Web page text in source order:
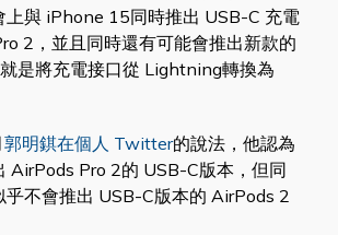
上與 iPhone 15同時推出 USB-C 充電
2，並且同時還有可能會推出新款的
是將充電接口從 Lightning轉換為
郭明錤在個人 Twitter的說法，他認為
AirPods Pro 2的 USB-C版本，但同
乎不會推出 USB-C版本的 AirPods 2